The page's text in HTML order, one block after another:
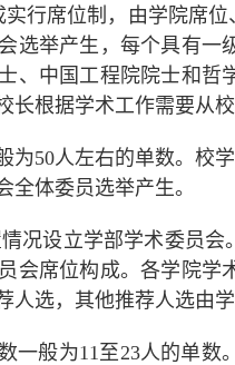
行席位制，由学院席
选举产生，每个具有
、中国工程院院士和
长根据学术工作需要从
为50人左右的单数。校
体委员选举产生。
况设立学部学术委员
会席位构成。各学院
人选，其他推荐人选由
一般为11至23人的单数